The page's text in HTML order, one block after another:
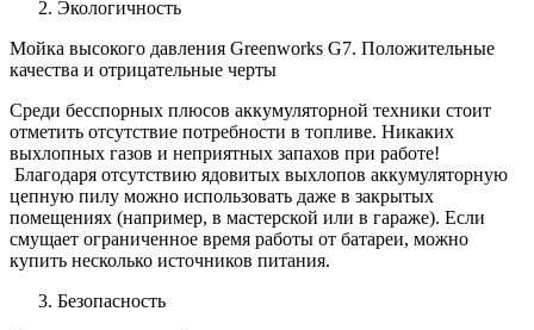
Экологичность
Мойка высокого давления Greenworks G7. Положительные
качества и отрицательные черты
Среди бесспорных плюсов аккумуляторной техники стоит
отметить отсутствие потребности в топливе. Никаких
выхлопных газов и неприятных запахов при работе!
Благодаря отсутствию ядовитых выхлопов аккумуляторную
цепную пилу можно использовать даже в закрытых
помещениях (например, в мастерской или в гараже). Если
смущает ограниченное время работы от батареи, можно
купить несколько источников питания.
Безопасность